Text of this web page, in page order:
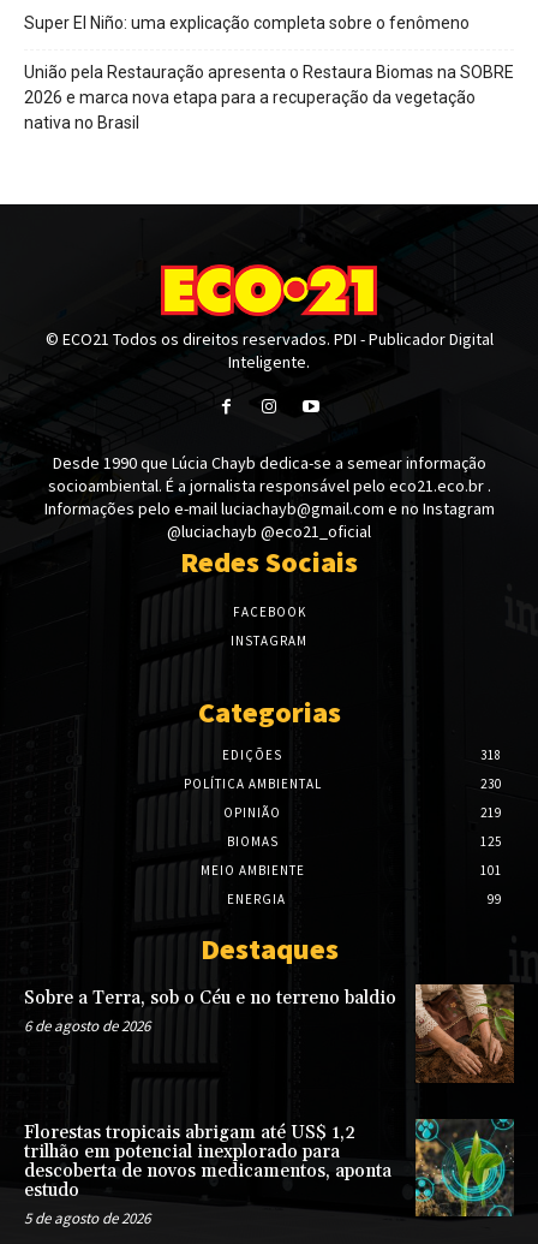
Super El Niño: uma explicação completa sobre o fenômeno
União pela Restauração apresenta o Restaura Biomas na SOBRE
2026 e marca nova etapa para a recuperação da vegetação
nativa no Brasil
© ECO21 Todos os direitos reservados. PDI - Publicador Digital
Inteligente.
Desde 1990 que Lúcia Chayb dedica-se a semear informação
socioambiental. É a jornalista responsável pelo eco21.eco.br .
Informações pelo e-mail luciachayb@gmail.com e no Instagram
@luciachayb @eco21_oficial
Redes Sociais
FACEBOOK
INSTAGRAM
Categorias
EDIÇÕES
318
POLÍTICA AMBIENTAL
230
OPINIÃO
219
BIOMAS
125
MEIO AMBIENTE
101
ENERGIA
99
Destaques
Sobre a Terra, sob o Céu e no terreno baldio
6 de agosto de 2026
Florestas tropicais abrigam até US$ 1,2
trilhão em potencial inexplorado para
descoberta de novos medicamentos, aponta
estudo
5 de agosto de 2026